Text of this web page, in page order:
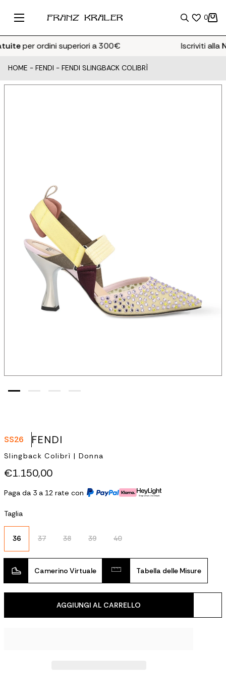
0
per ordini superiori a 300€ Iscriviti alla
HOME - FENDI - FENDI SLINGBACK COLIBRÌ
SS26 FENDI
Slingback Colibrì | Donna
€1.150,00
Paga da 3 a 12 rate con
Taglia
36 37 38 39 40
Camerino Virtuale Tabella delle Misure
AGGIUNGI AL CARRELLO